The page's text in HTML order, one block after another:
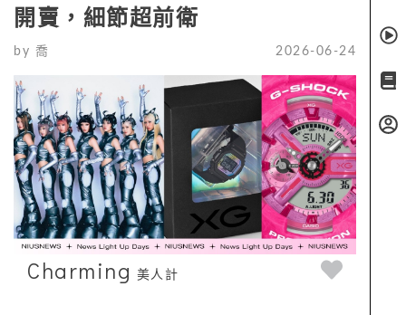
開賣，細節超前衛
by 喬 2026-06-24
Charming 美人計